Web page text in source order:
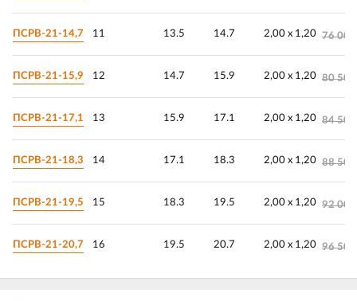
ПСРВ-21-14,7 11 13.5 14.7 2,00 х 1,20 76
ПСРВ-21-15,9 12 14.7 15.9 2,00 х 1,20 80
ПСРВ-21-17,1 13 15.9 17.1 2,00 х 1,20 84
ПСРВ-21-18,3 14 17.1 18.3 2,00 х 1,20 88
ПСРВ-21-19,5 15 18.3 19.5 2,00 х 1,20 92
ПСРВ-21-20,7 16 19.5 20.7 2,00 х 1,20 96